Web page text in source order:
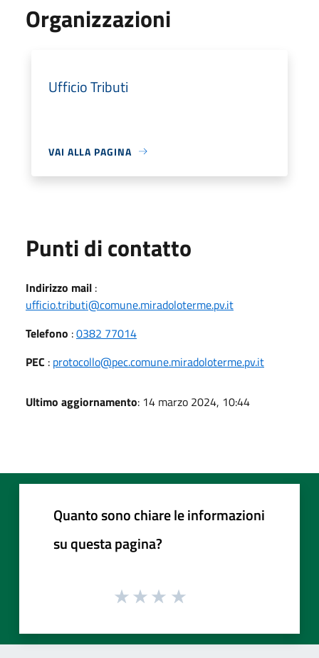
Organizzazioni
Ufficio Tributi
VAI ALLA PAGINA
Punti di contatto
Indirizzo mail :
ufficio.tributi@comune.miradoloterme.pv.it
Telefono :0382 77014
PEC : protocollo@pec.comune.miradoloterme.pv.it
Ultimo aggiornamento: 14 marzo 2024, 10:44
Quanto sono chiare le informazioni
su questa pagina?